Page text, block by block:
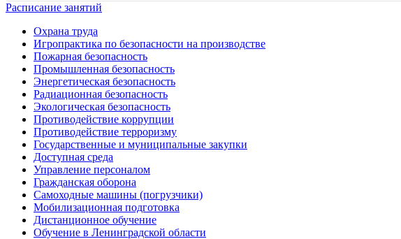
Расписание занятий
Охрана труда
Игропрактика по безопасности на производстве
Пожарная безопасность
Промышленная безопасность
Энергетическая безопасность
Радиационная безопасность
Экологическая безопасность
Противодействие коррупции
Противодействие терроризму
Государственные и муниципальные закупки
Доступная среда
Управление персоналом
Гражданская оборона
Самоходные машины (погрузчики)
Мобилизационная подготовка
Дистанционное обучение
Обучение в Ленинградской области